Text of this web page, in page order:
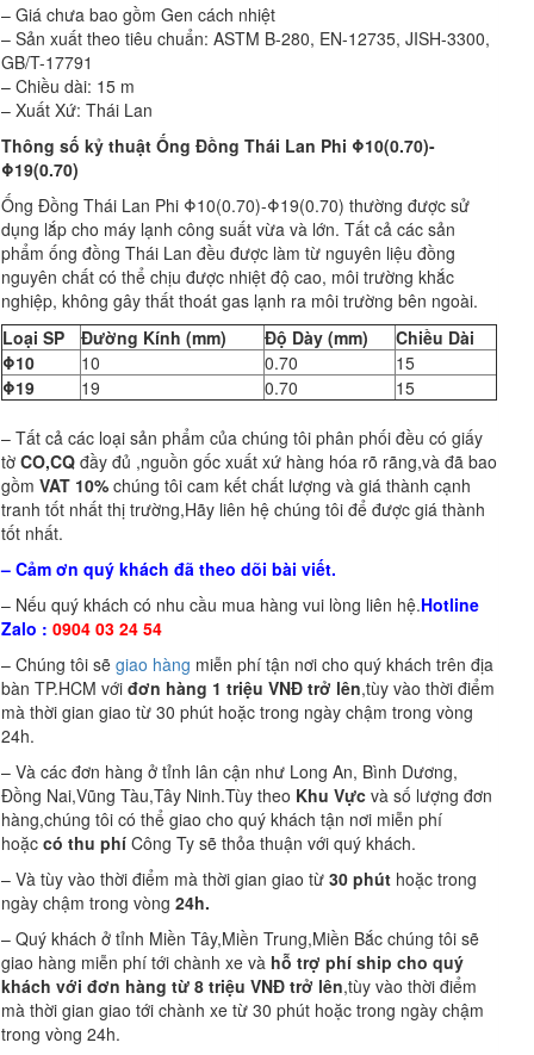
– Giá chưa bao gồm Gen cách nhiệt
– Sản xuất theo tiêu chuẩn: ASTM B-280, EN-12735, JISH-3300,
GB/T-17791
– Chiều dài: 15 m
– Xuất Xứ: Thái Lan
Thông số kỷ thuật Ống Đồng Thái Lan Phi Φ10(0.70)-
Φ19(0.70)
Ống Đồng Thái Lan Phi Φ10(0.70)-Φ19(0.70) thường được sử
dụng lắp cho máy lạnh công suất vừa và lớn. Tất cả các sản
phẩm ống đồng Thái Lan đều được làm từ nguyên liệu đồng
nguyên chất có thể chịu được nhiệt độ cao, môi trường khắc
nghiệp, không gây thất thoát gas lạnh ra môi trường bên ngoài.
Loại SP
Đường Kính (mm) Độ Dày (mm)
Chiều Dài
Φ10
10 0.70
15
Φ19
19 0.70 15
– Tất cả các loại sản phẩm của chúng tôi phân phối đều có giấy
tờ CO,CQ đầy đủ ,nguồn gốc xuất xứ hàng hóa rõ rãng,và đã bao
gồm VAT 10% chúng tôi cam kết chất lượng và giá thành cạnh
tranh tốt nhất thị trường,Hãy liên hệ chúng tôi để được giá thành
tốt nhất.
– Cảm ơn quý khách đã theo dõi bài viết.
– Nếu quý khách có nhu cầu mua hàng vui lòng liên hệ.Hotline
Zalo : 0904 03 24 54
– Chúng tôi sẽ giao hàng miễn phí tận nơi cho quý khách trên địa
bàn TP.HCM với đơn hàng 1 triệu VNĐ trở lên,tùy vào thời điểm
mà thời gian giao từ 30 phút hoặc trong ngày chậm trong vòng
24h.
– Và các đơn hàng ở tỉnh lân cận như Long An, Bình Dương,
Đồng Nai,Vũng Tàu,Tây Ninh.Tùy theo Khu Vực và số lượng đơn
hàng,chúng tôi có thể giao cho quý khách tận nơi miễn phí
hoặc có thu phí Công Ty sẽ thỏa thuận với quý khách.
– Và tùy vào thời điểm mà thời gian giao từ 30 phút hoặc trong
ngày chậm trong vòng 24h.
– Quý khách ở tỉnh Miền Tây,Miền Trung,Miền Bắc chúng tôi sẽ
giao hàng miễn phí tới chành xe và hỗ trợ phí ship cho quý
khách với đơn hàng từ 8 triệu VNĐ trở lên,tùy vào thời điểm
mà thời gian giao tới chành xe từ 30 phút hoặc trong ngày chậm
trong vòng 24h.